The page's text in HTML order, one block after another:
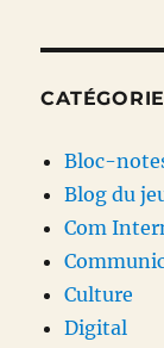
Bloc-
Blog du
Com
Culture
Digital